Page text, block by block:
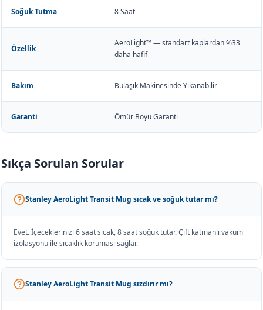
Soğuk Tutma 8 Saat
Özellik
AeroLight™ — standart kaplardan %33
daha hafif
Bakım Bulaşık Makinesinde Yıkanabilir
Garanti Ömür Boyu Garanti
Sıkça Sorulan Sorular
Stanley AeroLight Transit Mug sıcak ve soğuk tutar mı?
Evet. İçeceklerinizi 6 saat sıcak, 8 saat soğuk tutar. Çift katmanlı vakum
izolasyonu ile sıcaklık koruması sağlar.
Stanley AeroLight Transit Mug sızdırır mı?